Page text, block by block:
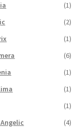
(1)
(2)
(1)
(6)
(1)
(1)
(1)
(4)